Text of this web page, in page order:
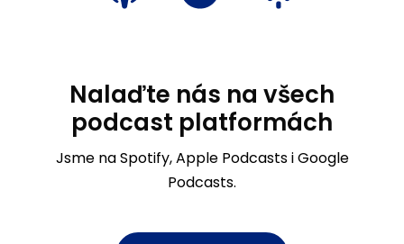
Nalaďte nás na všech
podcast platformách
Jsme na Spotify, Apple Podcasts i Google
Podcasts.